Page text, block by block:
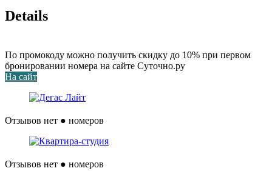
Details
По промокоду можно получить скидку до 10% при первом
бронировании номера на сайте Суточно.ру
На сайт
Отзывов нет ● номеров
Отзывов нет ● номеров